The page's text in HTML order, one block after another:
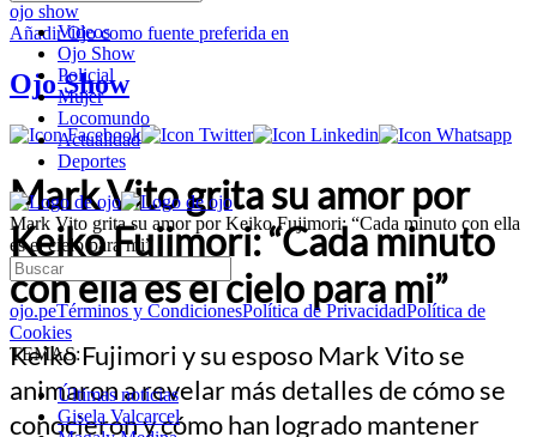
Videos
Ojo Show
Policial
Mujer
Locomundo
Actualidad
Deportes
Mark Vito grita su amor por Keiko Fujimori: “Cada minuto con ella
es el cielo para mi”
ojo.peTérminos y CondicionesPolítica de PrivacidadPolítica de
Cookies
TEMAS:
Últimas noticias
Gisela Valcarcel
ojo show
AñadirOjocomo fuente preferida en
Ojo Show
Mark Vito grita su amor por
Keiko Fujimori: “Cada minuto
con ella es el cielo para mi”
Keiko Fujimori y su esposo Mark Vito se
animaron a revelar más detalles de cómo se
conocieron y cómo han logrado mantener